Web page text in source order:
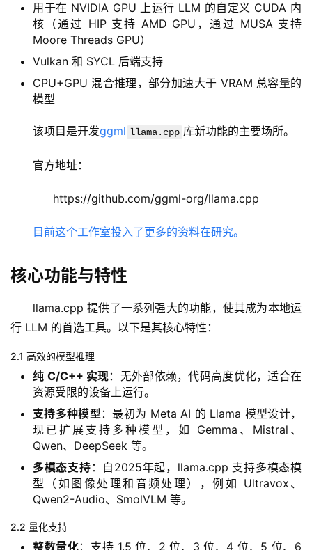
用于在 NVIDIA GPU 上运行 LLM 的自定义 CUDA 内
核（通过 HIP 支持 AMD GPU，通过 MUSA 支持
Moore Threads GPU）
Vulkan 和 SYCL 后端支持
CPU+GPU 混合推理，部分加速大于 VRAM 总容量的
模型
该项目是开发ggml llama.cpp 库新功能的主要场所。
官方地址：
https://github.com/ggml-org/llama.cpp
目前这个工作室投入了更多的资料在研究。
核心功能与特性
llama.cpp 提供了一系列强大的功能，使其成为本地运
行 LLM 的首选工具。以下是其核心特性：
2.1 高效的模型推理
纯 C/C++ 实现：无外部依赖，代码高度优化，适合在
资源受限的设备上运行。
支持多种模型：最初为 Meta AI 的 Llama 模型设计，
现已扩展支持多种模型，如 Gemma、Mistral、
Qwen、DeepSeek 等。
多模态支持 ：自2025年起，llama.cpp 支持多模态模
型（如图像处理和音频处理），例如 Ultravox、
Qwen2-Audio、SmolVLM 等。
2.2 量化支持
整数量化：支持 1.5 位、2 位、3 位、4 位、5 位、6